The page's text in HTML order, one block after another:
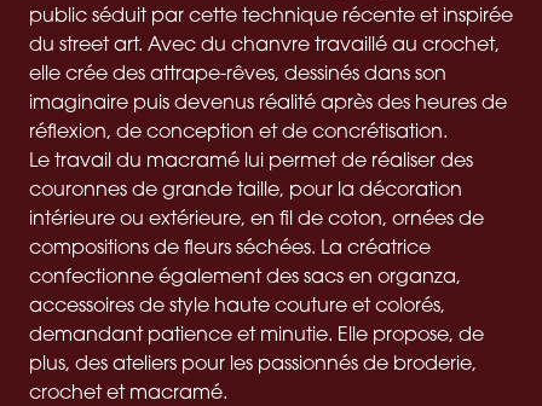
public séduit par cette technique récente et inspirée
du street art. Avec du chanvre travaillé au crochet,
elle crée des attrape-rêves, dessinés dans son
imaginaire puis devenus réalité après des heures de
réflexion, de conception et de concrétisation.
Le travail du macramé lui permet de réaliser des
couronnes de grande taille, pour la décoration
intérieure ou extérieure, en fil de coton, ornées de
compositions de fleurs séchées. La créatrice
confectionne également des sacs en organza,
accessoires de style haute couture et colorés,
demandant patience et minutie. Elle propose, de
plus, des ateliers pour les passionnés de broderie,
crochet et macramé.